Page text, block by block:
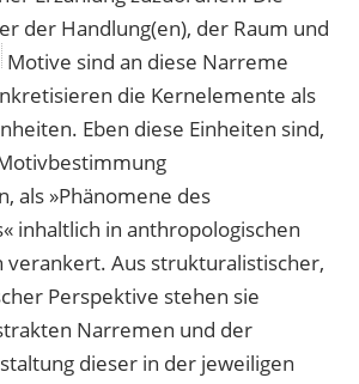
der Handlung(en), der Raum und
Motive sind an diese Narreme
die Kernelemente als
Eben diese Einheiten sind,
als »Phänomene des
inhaltlich in anthropologischen
verankert. Aus strukturalistischer,
Perspektive stehen sie
Narremen und der
dieser in der jeweiligen